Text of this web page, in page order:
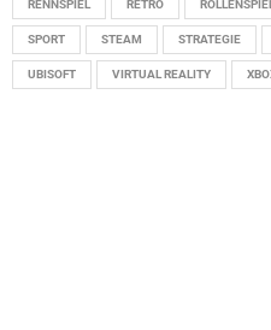
RENNSPIEL RETRO
SPORT STEAM STRATEGIE
UBISOFT VIRTUAL REALITY